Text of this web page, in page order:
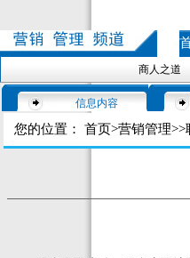
商人之道
信息内容
您的位置： 首页>营销管理>>